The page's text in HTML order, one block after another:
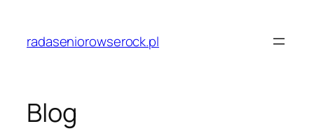
treściradaseniorowserock.pl
Blog